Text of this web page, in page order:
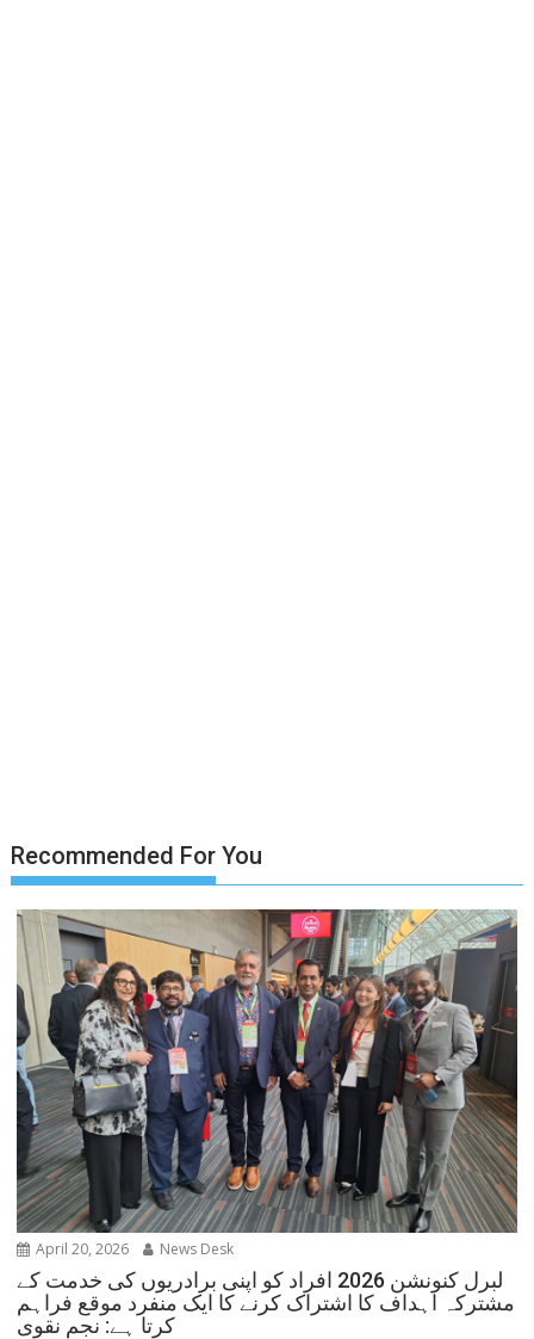
Recommended For You
April 20, 2026 News Desk
لبرل کنونشن 2026 افراد کو اپنی برادریوں کی خدمت کے
مشترکہ اہداف کا اشتراک کرنے کا ایک منفرد موقع فراہم
کرتا ہے: نجم نقوی